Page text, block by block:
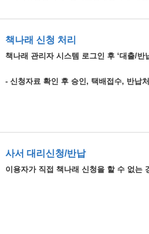
책나래 신청 처리
책나래 관리자 시스템 로그인 후 ‘대출/반
- 신청자료 확인 후 승인, 택배접수, 반납
사서 대리신청/반납
이용자가 직접 책나래 신청을 할 수 없는